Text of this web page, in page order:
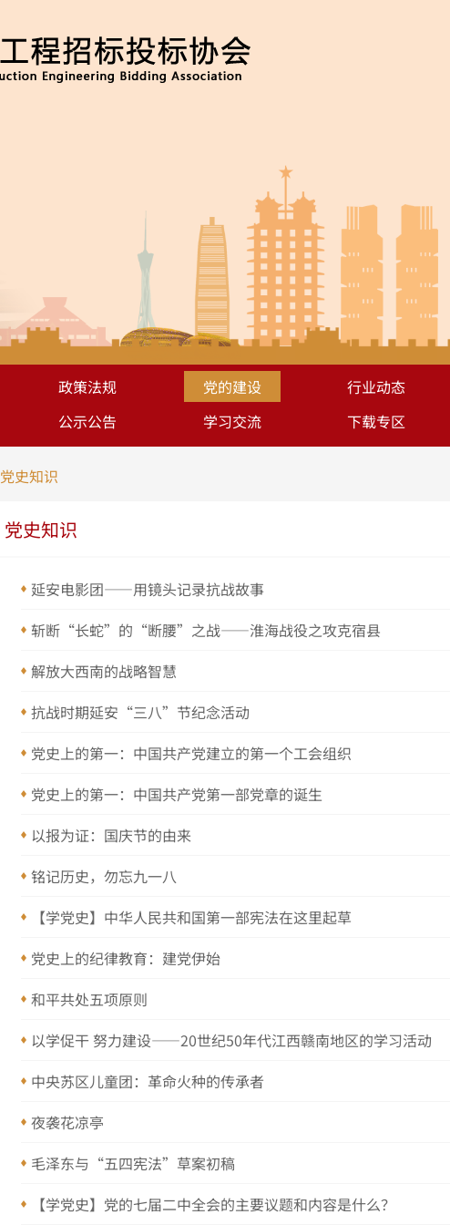
政策法规 党的建设 行业动态
公示公告 学习交流 下载专区
党史知识
党史知识
延安电影团——用镜头记录抗战故事
斩断“长蛇”的“断腰”之战——淮海战役之攻克宿县
解放大西南的战略智慧
抗战时期延安“三八”节纪念活动
党史上的第一：中国共产党建立的第一个工会组织
党史上的第一：中国共产党第一部党章的诞生
以报为证：国庆节的由来
铭记历史，勿忘九一八
【学党史】中华人民共和国第一部宪法在这里起草
党史上的纪律教育：建党伊始
和平共处五项原则
以学促干 努力建设——20世纪50年代江西赣南地区的学习活动
中央苏区儿童团：革命火种的传承者
夜袭花凉亭
毛泽东与“五四宪法”草案初稿
【学党史】党的七届二中全会的主要议题和内容是什么？